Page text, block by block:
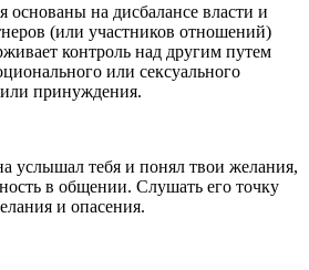
на дисбалансе власти и
(или участников отношений)
контроль над другим путем
или сексуального
принуждения.
услышал тебя и понял твои желания,
в общении. Слушать его точку
и опасения.